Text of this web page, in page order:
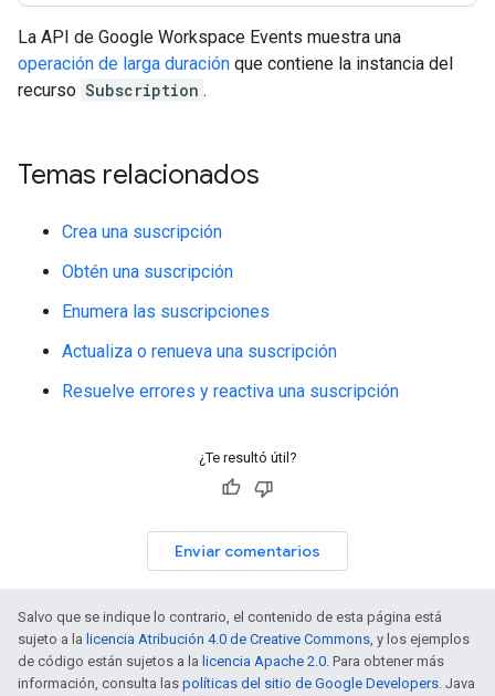
La API de Google Workspace Events muestra una
operación de larga duración que contiene la instancia del
recurso Subscription .
Temas relacionados
Crea una suscripción
Obtén una suscripción
Enumera las suscripciones
Actualiza o renueva una suscripción
Resuelve errores y reactiva una suscripción
¿Te resultó útil?
Enviar comentarios
Salvo que se indique lo contrario, el contenido de esta página está
sujeto a la licencia Atribución 4.0 de Creative Commons, y los ejemplos
de código están sujetos a la licencia Apache 2.0. Para obtener más
información, consulta las políticas del sitio de Google Developers. Java